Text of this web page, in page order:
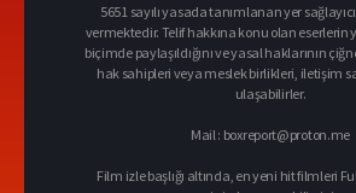
5651 sayılı yasada tanımlanan yer
vermektedir. Telif hakkına konu olan eserlerin
biçimde paylaşıldığını ve yasal haklarının
hak sahipleri veya meslek birlikleri, iletişim
ulaşabilirler.
Mail : boxreport@proton.me
Film izle başlığı altında, en yeni hit filmleri